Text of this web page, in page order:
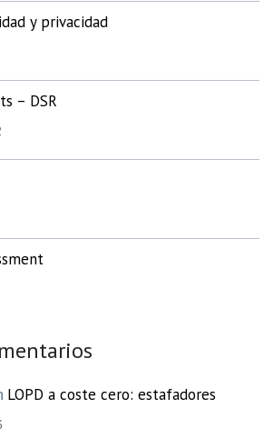
y privacidad
– DSR
LOPD a coste cero: estafadores